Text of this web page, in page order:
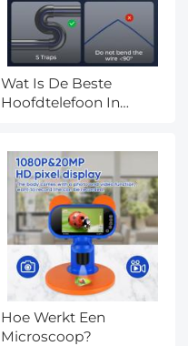
Wat Is De Beste
Hoofdtelefoon In
Hoe Werkt Een
Microscoop?